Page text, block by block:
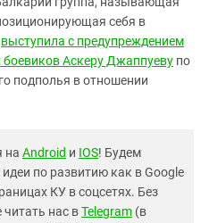
себя в
выступила с предупреждением
Аскеру Джаппуеву по
подполья в отношении
на Android и IOS! Будем
по развитию как в Google
КУ в соцсетях. Без
нас вTelegram (в